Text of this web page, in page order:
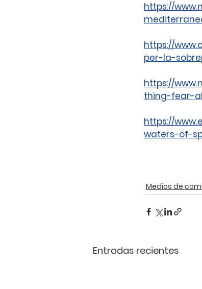
https://
https://
per-la-
https://
thing-fear-
https://
waters-of-
Medios de
Entradas recientes